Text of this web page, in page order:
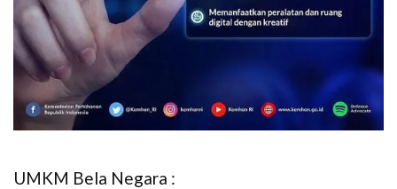
UMKM Bela Negara :